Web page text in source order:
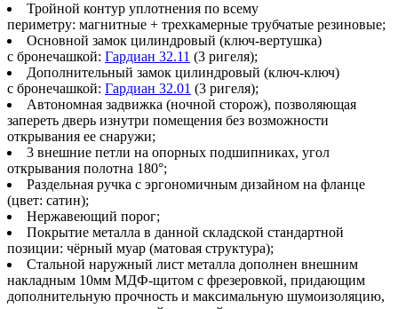
Тройной контур уплотнения по всему
периметру: магнитные + трехкамерные трубчатые резиновые;
Основной замок цилиндровый (ключ-вертушка)
с бронечашкой: Гардиан 32.11 (3 ригеля);
Дополнительный замок цилиндровый (ключ-ключ)
с бронечашкой: Гардиан 32.01 (3 ригеля);
Автономная задвижка (ночной сторож), позволяющая
запереть дверь изнутри помещения без возможности
открывания ее снаружи;
3 внешние петли на опорных подшипниках, угол
открывания полотна 180°;
Раздельная ручка с эргономичным дизайном на фланце
(цвет: сатин);
Нержавеющий порог;
Покрытие металла в данной складской стандартной
позиции: чёрный муар (матовая структура);
Стальной наружный лист металла дополнен внешним
накладным 10мм МДФ-щитом с фрезеровкой, придающим
дополнительную прочность и максимальную шумоизоляцию,